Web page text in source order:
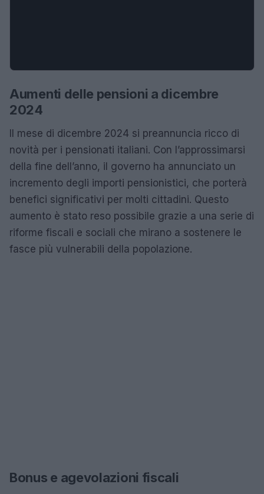
Aumenti delle pensioni a dicembre
2024
Il mese di dicembre 2024 si preannuncia ricco di
novità per i pensionati italiani. Con l’approssimarsi
della fine dell’anno, il governo ha annunciato un
incremento degli importi pensionistici, che porterà
benefici significativi per molti cittadini. Questo
aumento è stato reso possibile grazie a una serie di
riforme fiscali e sociali che mirano a sostenere le
fasce più vulnerabili della popolazione.
Bonus e agevolazioni fiscali